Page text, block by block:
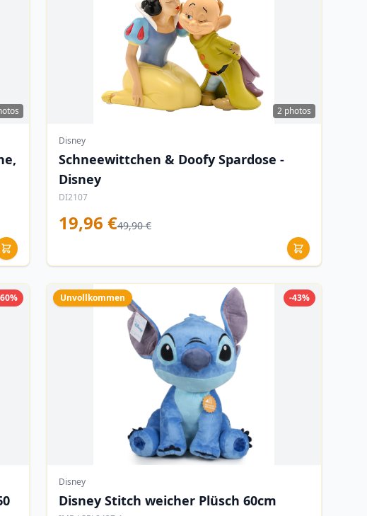
2 photos
Disney
Schneewittchen & Doofy Spardose -
Disney
DI2107
19,96 €49,90 €
Unvollkommen -43%
Disney
Disney Stitch weicher Plüsch 60cm